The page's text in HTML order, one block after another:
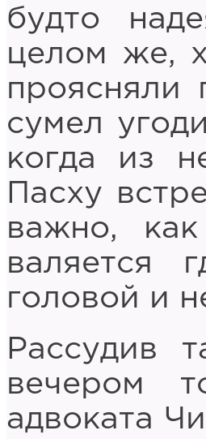
будто
целом же,
проясняли
сумел
когда из
Пасху
важно,
валяется
головой и
Рассудив
вечером
адвоката